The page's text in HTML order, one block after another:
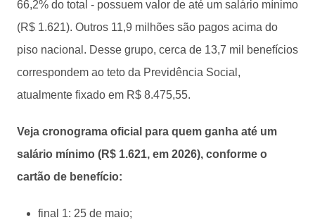
66,2% do total - possuem valor de até um salário mínimo
(R$ 1.621). Outros 11,9 milhões são pagos acima do
piso nacional. Desse grupo, cerca de 13,7 mil benefícios
correspondem ao teto da Previdência Social,
atualmente fixado em R$ 8.475,55.
Veja cronograma oficial para quem ganha até um
salário mínimo (R$ 1.621, em 2026), conforme o
cartão de benefício:
final 1: 25 de maio;